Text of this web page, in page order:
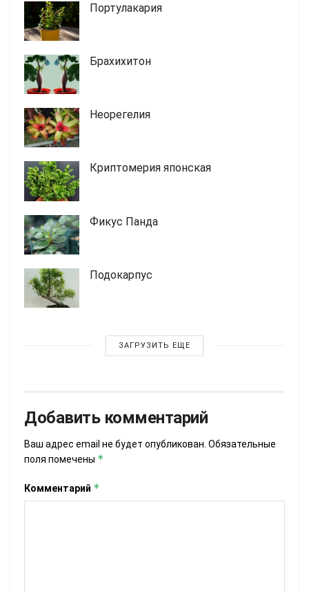
Портулакария
Брахихитон
Неорегелия
Криптомерия японская
Фикус Панда
Подокарпус
ЗАГРУЗИТЬ ЕЩЕ
Добавить комментарий
Ваш адрес email не будет опубликован. Обязательные
поля помечены *
Комментарий *